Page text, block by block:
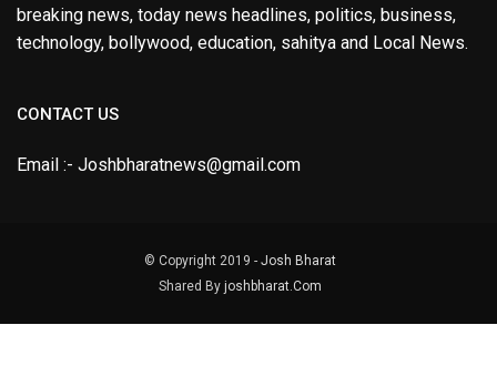
breaking news, today news headlines, politics, business,
technology, bollywood, education, sahitya and Local News.
CONTACT US
Email :- Joshbharatnews@gmail.com
© Copyright 2019 - Josh Bharat
Shared By joshbharat.Com